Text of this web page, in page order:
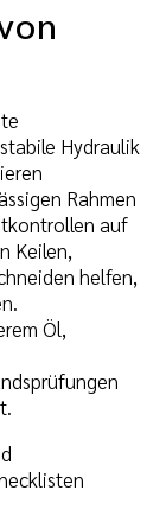
Hydraulik
Rahmen
auf
Keilen,
helfen,
Öl,